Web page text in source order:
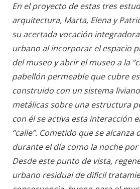
En el proyecto de estas tres
arquitectura, Marta, Elena y
su acertada vocación
urbano al incorporar el espacio
del museo y abrir el museo a la
pabellón permeable que cubre
construido con un sistema
metálicas sobre una estructura
con él se activa esta interacción
“calle”. Cometido que se
durante el día como la noche
Desde este punto de vista,
urbano residual de difícil